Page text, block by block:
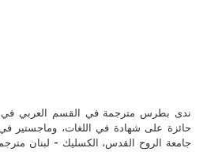
ندى بطرس مترجمة في القسم العربي في
حائزة على شهادة في اللغات، وماجستير
جامعة الروح القدس، الكسليك - لبنان